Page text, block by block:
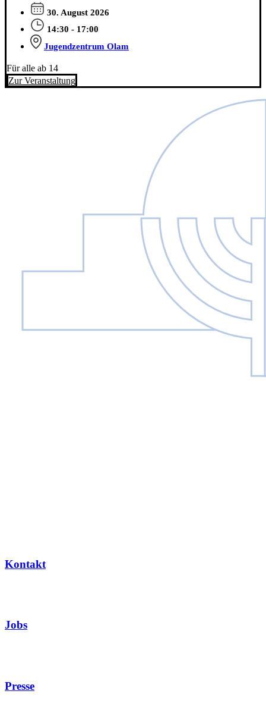
30. August 2026
14:30 - 17:00
Jugendzentrum Olam
Für alle ab 14
Zur Veranstaltung
Kontakt
Jobs
Presse